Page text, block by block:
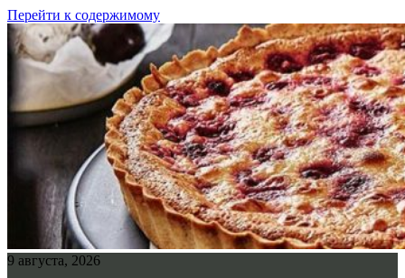
Перейти к содержимому
9 августа, 2026